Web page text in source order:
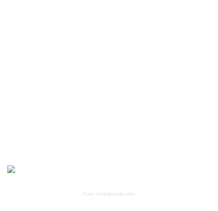
Foto: boredpanda.com